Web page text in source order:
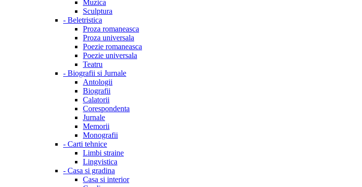
Muzica
Sculptura
- Beletristica
Proza romaneasca
Proza universala
Poezie romaneasca
Poezie universala
Teatru
- Biografii si Jurnale
Antologii
Biografii
Calatorii
Corespondenta
Jurnale
Memorii
Monografii
- Carti tehnice
Limbi straine
Lingvistica
- Casa si gradina
Casa si interior